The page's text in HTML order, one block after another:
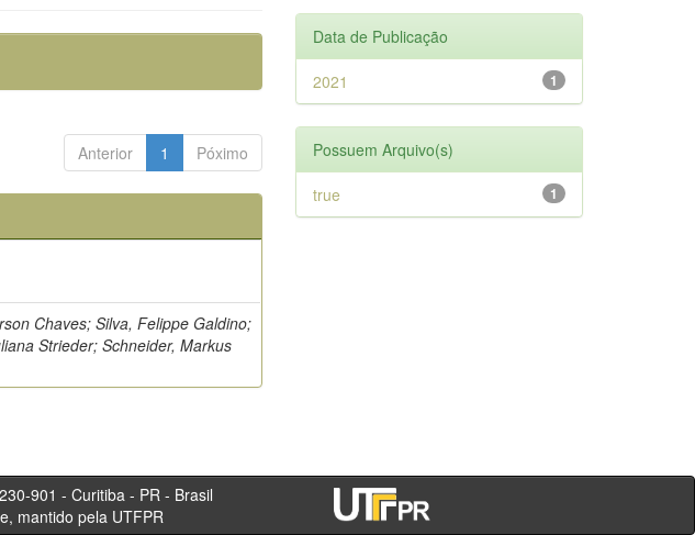
Anterior 1 Póximo
Chaves; Silva, Felippe Galdino;
Strieder; Schneider, Markus
Data de Publicação
1
2021
Possuem Arquivo(s)
1
true
901 - Curitiba - PR - Brasil
mantido pela UTFPR